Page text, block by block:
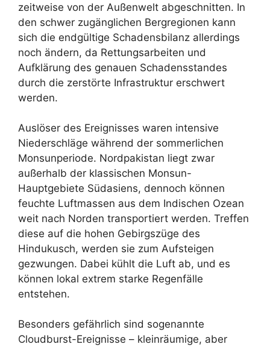
zeitweise von der Außenwelt abgeschnitten. In
den schwer zugänglichen Bergregionen kann
sich die endgültige Schadensbilanz allerdings
noch ändern, da Rettungsarbeiten und
Aufklärung des genauen Schadensstandes
durch die zerstörte Infrastruktur erschwert
werden.
Auslöser des Ereignisses waren intensive
Niederschläge während der sommerlichen
Monsunperiode. Nordpakistan liegt zwar
außerhalb der klassischen Monsun-
Hauptgebiete Südasiens, dennoch können
feuchte Luftmassen aus dem Indischen Ozean
weit nach Norden transportiert werden. Treffen
diese auf die hohen Gebirgszüge des
Hindukusch, werden sie zum Aufsteigen
gezwungen. Dabei kühlt die Luft ab, und es
können lokal extrem starke Regenfälle
entstehen.
Besonders gefährlich sind sogenannte
Cloudburst-Ereignisse – kleinräumige, aber